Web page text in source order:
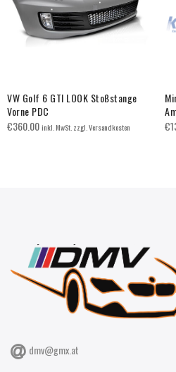
VW Golf 6 GTI LOOK Stoßstange
Vorne PDC
€360.00inkl. MwSt. zzgl. Versandkosten
€
dmv@gmx.at